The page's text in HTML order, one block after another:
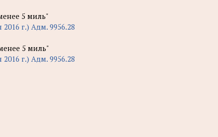
5 миль"
г.) Адм. 9956.28
5 миль"
г.) Адм. 9956.28